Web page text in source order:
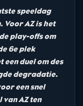
speeldag
Voor AZ is het
play-offs om
6e plek
een duel om des
degradatie.
een snel
AZ ten